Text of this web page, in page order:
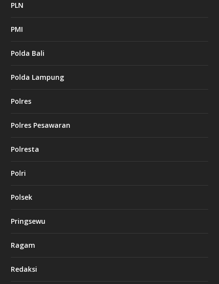
PLN
PMI
Polda Bali
Polda Lampung
Polres
Polres Pesawaran
Polresta
Polri
Polsek
Pringsewu
Ragam
Redaksi